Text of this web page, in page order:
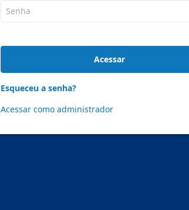
Acessar
Esqueceu a senha?
Acessar como administrador